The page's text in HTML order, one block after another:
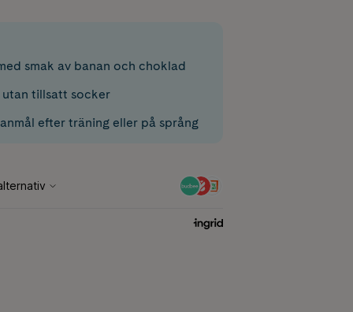
smak av banan och choklad
tillsatt socker
efter träning eller på språng